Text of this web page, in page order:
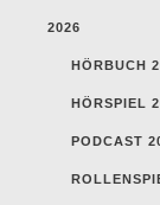
2026
HÖRBUCH
HÖRSPIEL
PODCAST